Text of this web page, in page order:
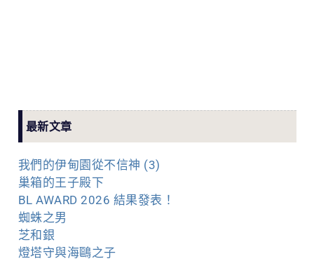
最新文章
我們的伊甸園從不信神 (3)
巢箱的王子殿下
BL AWARD 2026 結果發表！
蜘蛛之男
芝和銀
燈塔守與海鷗之子